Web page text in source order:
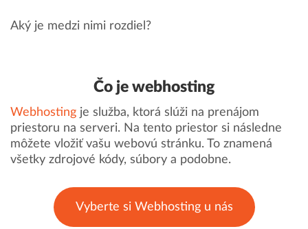
Aký je medzi nimi rozdiel?
Čo je webhosting
Webhosting je služba, ktorá slúži na prenájom
priestoru na serveri. Na tento priestor si následne
môžete vložiť vašu webovú stránku. To znamená
všetky zdrojové kódy, súbory a podobne.
Vyberte si Webhosting u nás